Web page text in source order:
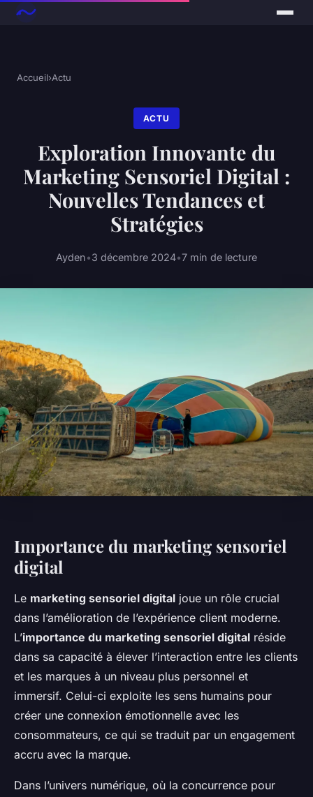
Accueil›Actu
ACTU
Exploration Innovante du
Marketing Sensoriel Digital :
Nouvelles Tendances et
Stratégies
Ayden•3 décembre 2024•7 min de lecture
Importance du marketing sensoriel
digital
Le marketing sensoriel digital joue un rôle crucial
dans l’amélioration de l’expérience client moderne.
L’importance du marketing sensoriel digital réside
dans sa capacité à élever l’interaction entre les clients
et les marques à un niveau plus personnel et
immersif. Celui-ci exploite les sens humains pour
créer une connexion émotionnelle avec les
consommateurs, ce qui se traduit par un engagement
accru avec la marque.
Dans l’univers numérique, où la concurrence pour